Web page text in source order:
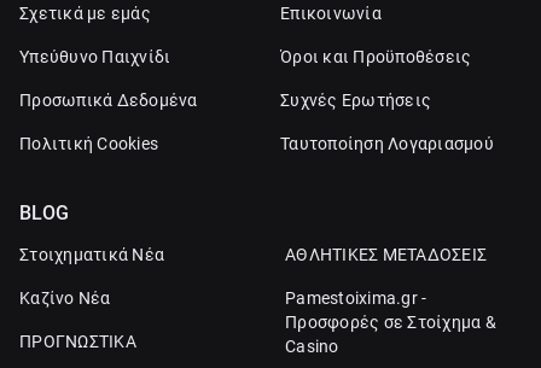
Σχετικά με εμάς
Υπεύθυνο Παιχνίδι
Προσωπικά Δεδομένα
Πολιτική Cookies
Επικοινωνία
Όροι και Προϋποθέσεις
Συχνές Ερωτήσεις
Ταυτοποίηση Λογαριασμού
BLOG
Στοιχηματικά Νέα
Καζίνο Νέα
ΠΡΟΓΝΩΣΤΙΚΑ
ΑΘΛΗΤΙΚΕΣ ΜΕΤΑΔΟΣΕΙΣ
Pamestoixima.gr -
Προσφορές σε Στοίχημα &
Casino